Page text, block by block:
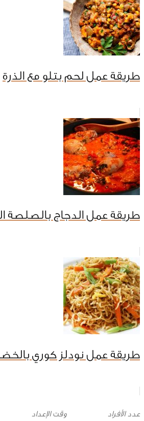
طريقة عمل لحم بتلو مع الذرة
طريقة عمل الدجاج بالصلصة
طريقة عمل نودلز كوري
وقت الإعداد